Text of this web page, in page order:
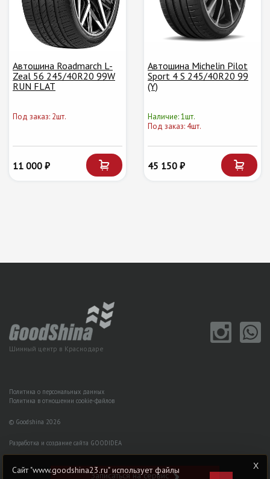
Автошина Roadmarch L-
Zeal 56 245/40R20 99W
RUN FLAT
Под заказ: 2шт.
11 000 ₽
Автошина Michelin Pilot
Sport 4 S 245/40R20 99
(Y)
Наличие: 1шт.
Под заказ: 4шт.
45 150 ₽
Шинный центр в Краснодаре
Политика о персональных данных
Политика в отношении cookie-файлов
© Goodshina 2026
Разработка и создание сайта GOODIDEA
Записаться на сервис
Сайт "www.goodshina23.ru" использует файлы